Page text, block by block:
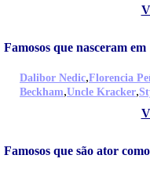
Famosos que nasceram
Dalibor Nedic,Florencia
Beckham,Uncle Kracker,
Famosos que são ator